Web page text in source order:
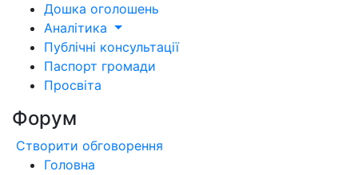
Дошка оголошень
Аналітика
Публічні консультації
Паспорт громади
Просвіта
Форум
Створити обговорення
Головна